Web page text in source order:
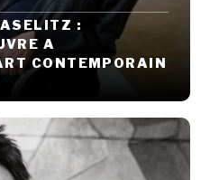
:
A
CONTEMPORAIN